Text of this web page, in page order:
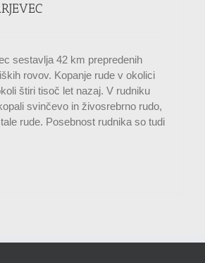
sestavlja 42 km prepredenih
rovov. Kopanje rude v okolici
štiri tisoč let nazaj. V rudniku
svinčevo in živosrebrno rudo,
rude. Posebnost rudnika so tudi